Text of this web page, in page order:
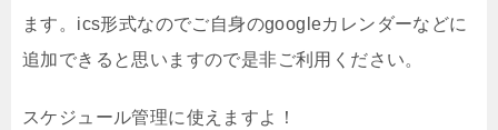
ます。ics形式なのでご自身のgoogleカレンダーなどに
追加できると思いますので是非ご利用ください。
スケジュール管理に使えますよ！